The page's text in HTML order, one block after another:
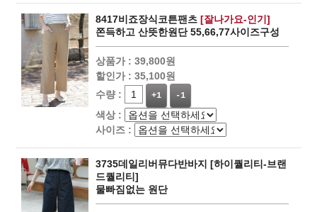
8417비죠장식코튼팬츠 [잘나가요-인기]
쫀득하고 산뜻한원단 55,66,77사이즈구성
상품가 : 39,800원
할인가 : 35,100원
수량 :
+1 -1
색상 :
사이즈 :
3735데일리버뮤다반바지 [하이퀄리티-브랜
드퀄리티]
물빠짐없는 원단